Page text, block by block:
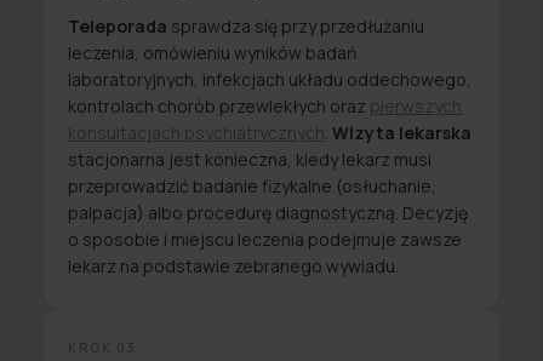
Teleporada sprawdza się przy przedłużaniu
leczenia, omówieniu wyników badań
laboratoryjnych, infekcjach układu oddechowego,
kontrolach chorób przewlekłych oraz pierwszych
konsultacjach psychiatrycznych Wizyta lekarska
stacjonarna jest konieczna, kiedy lekarz musi
przeprowadzić badanie fizykalne (osłuchanie,
palpacja) albo procedurę diagnostyczną. Decyzję
o sposobie i miejscu leczenia podejmuje zawsze
lekarz na podstawie zebranego wywiadu.
KROK 03